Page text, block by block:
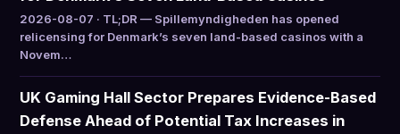
2026-08-07 · TL;DR — Spillemyndigheden has opened
relicensing for Denmark’s seven land-based casinos with a
Novem…
UK Gaming Hall Sector Prepares Evidence-Based
Defense Ahead of Potential Tax Increases in